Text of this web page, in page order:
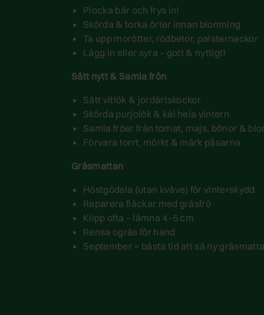
Plocka bär och frys in!
Skörda & torka örter innan blomning
Ta upp morötter, rödbetor, palsternackor
Lägg in eller syra – gott & nyttigt!
Sätt nytt & Samla frön
Sätt vitlök & jordärtskockor
Skörda purjolök & kål hela vintern
Samla fröer från tomat, majs, bönor &
Förvara torrt, mörkt & märk påsarna
Gräsmattan
Höstgödsla (utan kväve) för vinterskydd
Reparera fläckar med gräsfrö
Klipp ofta – lämna 4–5 cm
Rensa ogräs för hand
September = bästa tid att så ny gräsmatta